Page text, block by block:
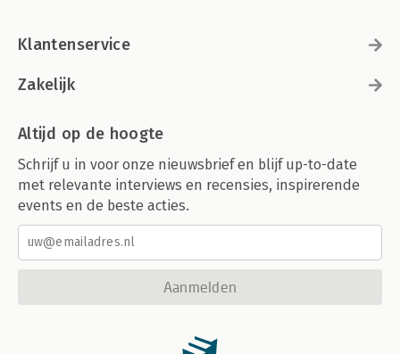
Klantenservice
Zakelijk
Altijd op de hoogte
Schrijf u in voor onze nieuwsbrief en blijf up-to-date
met relevante interviews en recensies, inspirerende
events en de beste acties.
Aanmelden